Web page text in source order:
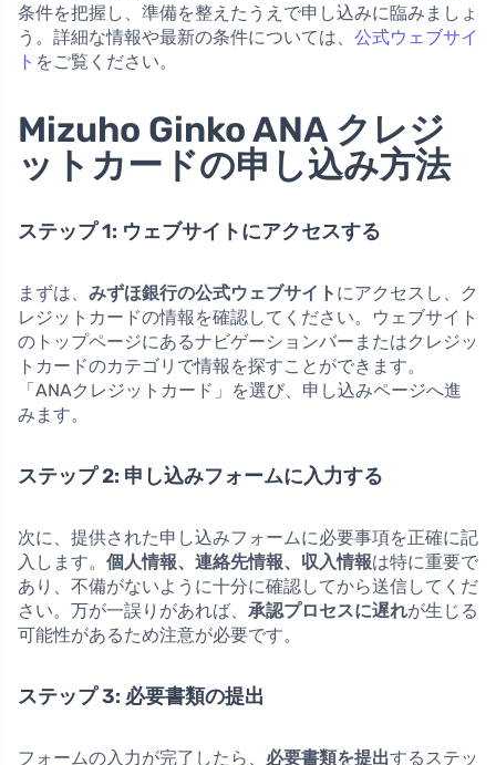
条件を把握し、準備を整えたうえで申し込みに臨みましょ
う。詳細な情報や最新の条件については、 公式ウェブサイ
ト をご覧ください。
Mizuho Ginko ANA クレジ
ットカードの申し込み方法
ステップ 1: ウェブサイトにアクセスする
まずは、 みずほ銀行の公式ウェブサイト にアクセスし、ク
レジットカードの情報を確認してください。ウェブサイト
のトップページにあるナビゲーションバーまたはクレジッ
トカードのカテゴリで情報を探すことができます。
「ANAクレジットカード」を選び、申し込みページへ進
みます。
ステップ 2: 申し込みフォームに入力する
次に、提供された申し込みフォームに必要事項を正確に記
入します。 個人情報、連絡先情報、収入情報は特に重要で
あり、不備がないように十分に確認してから送信してくだ
さい。万が一誤りがあれば、 承認プロセスに遅れが生じる
可能性があるため注意が必要です。
ステップ 3: 必要書類の提出
フォームの入力が完了したら、 必要書類を提出するステッ